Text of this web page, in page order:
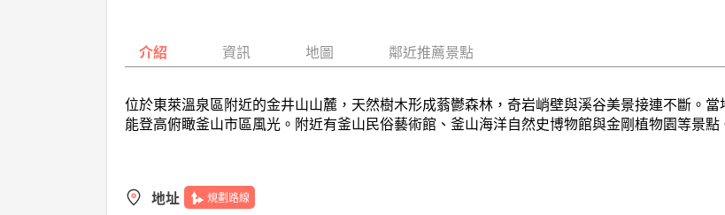
介紹 資訊 地圖 鄰近推薦景點
位於東萊溫泉區附近的金井山山麓，天然樹木形成蓊鬱森林，奇岩峭壁與溪谷美景接連不斷。
能登高俯瞰釜山市區風光。附近有釜山民俗藝術館、釜山海洋自然史博物館與金剛植物園等景點
地址 規劃路線